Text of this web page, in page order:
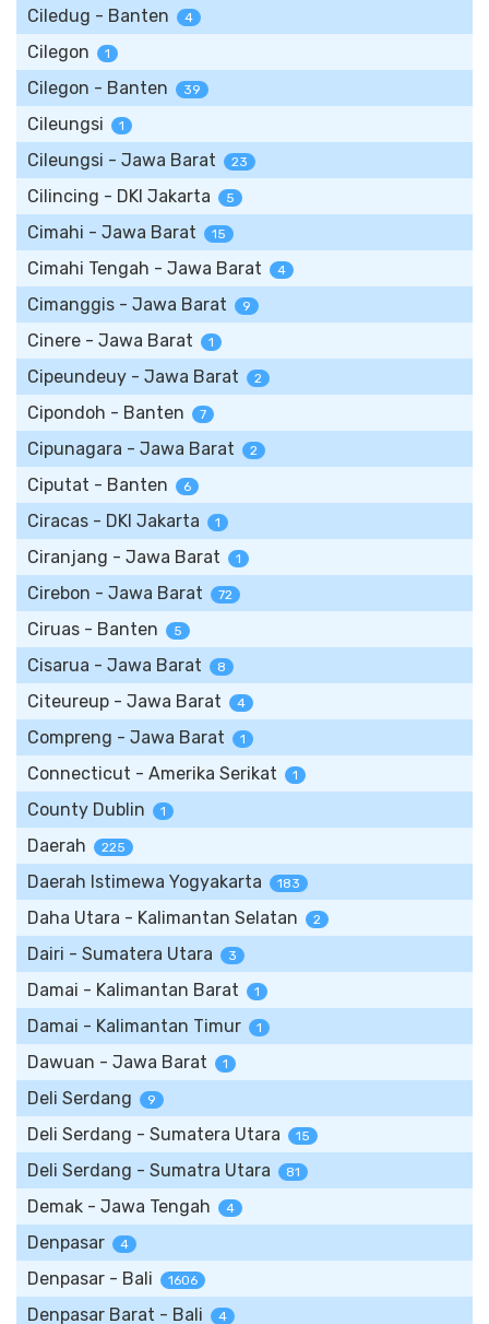
Ciledug - Banten 4
Cilegon 1
Cilegon - Banten 39
Cileungsi 1
Cileungsi - Jawa Barat 23
Cilincing - DKI Jakarta 5
Cimahi - Jawa Barat 15
Cimahi Tengah - Jawa Barat 4
Cimanggis - Jawa Barat 9
Cinere - Jawa Barat 1
Cipeundeuy - Jawa Barat 2
Cipondoh - Banten 7
Cipunagara - Jawa Barat 2
Ciputat - Banten 6
Ciracas - DKI Jakarta 1
Ciranjang - Jawa Barat 1
Cirebon - Jawa Barat 72
Ciruas - Banten 5
Cisarua - Jawa Barat 8
Citeureup - Jawa Barat 4
Compreng - Jawa Barat 1
Connecticut - Amerika Serikat 1
County Dublin 1
Daerah 225
Daerah Istimewa Yogyakarta 183
Daha Utara - Kalimantan Selatan 2
Dairi - Sumatera Utara 3
Damai - Kalimantan Barat 1
Damai - Kalimantan Timur 1
Dawuan - Jawa Barat 1
Deli Serdang 9
Deli Serdang - Sumatera Utara 15
Deli Serdang - Sumatra Utara 81
Demak - Jawa Tengah 4
Denpasar 4
Denpasar - Bali 1606
Denpasar Barat - Bali 4